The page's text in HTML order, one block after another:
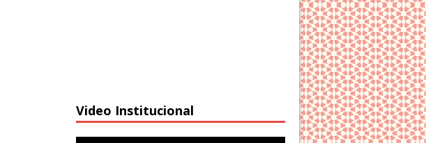
Video Institucional